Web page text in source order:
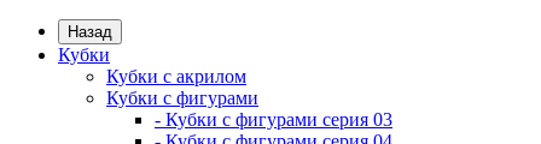
Назад
Кубки
Кубки с акрилом
Кубки с фигурами
- Кубки с фигурами серия 03